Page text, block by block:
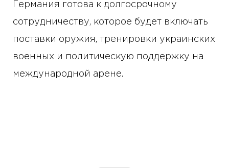
Германия готова к долгосрочному
сотрудничеству, которое будет включать
поставки оружия, тренировки украинских
военных и политическую поддержку на
международной арене.